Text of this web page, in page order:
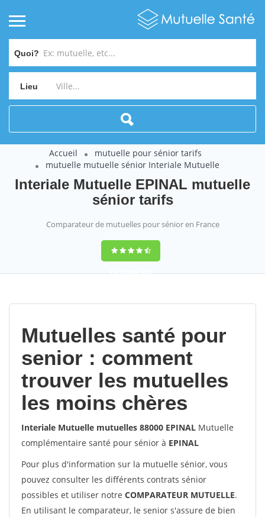
Quoi?
Lieu
Accueil
mutuelle pour sénior tarifs
mutuelle mutuelle sénior Interiale Mutuelle
Interiale Mutuelle EPINAL mutuelle
sénior tarifs
Comparateur de mutuelles pour sénior en France
9,2(100%)452
Mutuelles santé pour
senior : comment
trouver les mutuelles
les moins chères
Interiale Mutuelle mutuelles 88000 EPINAL Mutuelle
complémentaire santé pour sénior à EPINAL
Pour plus d'information sur la mutuelle sénior, vous
pouvez consulter les différents contrats sénior
possibles et utiliser notre COMPARATEUR MUTUELLE.
En utilisant le comparateur, le senior s'assure de bien